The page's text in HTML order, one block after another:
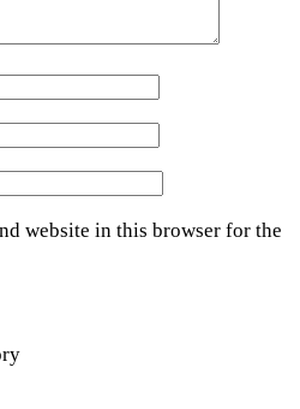
website in this browser for the